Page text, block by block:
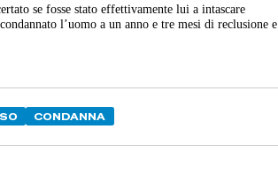
se fosse stato effettivamente lui a intascare
l’uomo a un anno e tre mesi di reclusione e
CONDANNA